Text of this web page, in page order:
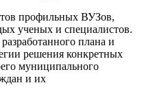
профильных ВУЗов,
ученых и специалистов.
плана и
решения конкретных
муниципального
и их